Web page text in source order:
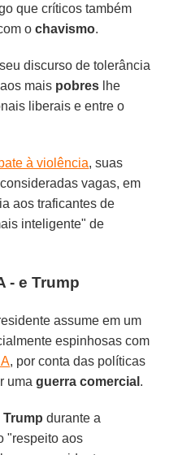
que críticos também
ochavismo.
discurso de tolerância
mais pobres lhe
liberais e entre o
à violência, suas
vagas, em
aos traficantes de
inteligente" de
- e Trump
assume em um
espinhosas com
, por conta das políticas
umaguerra comercial .
Trump durante a
"respeito aos